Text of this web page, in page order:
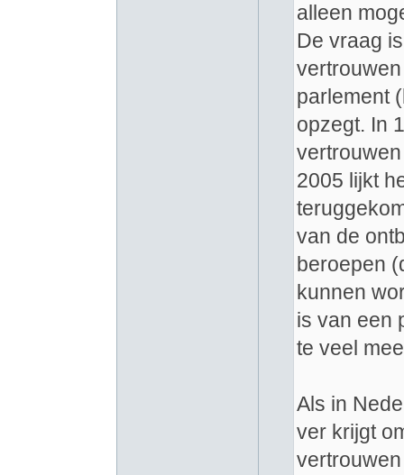
alleen
De vraag
parlement
opzegt. In
2005 lijkt
van de
beroepen
kunnen
is van een
te veel
Als in
ver krijgt